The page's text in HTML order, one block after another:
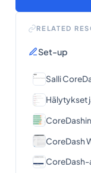
RELATED
Set-up
Salli
Hälytykset
CoreDash
CoreDash-